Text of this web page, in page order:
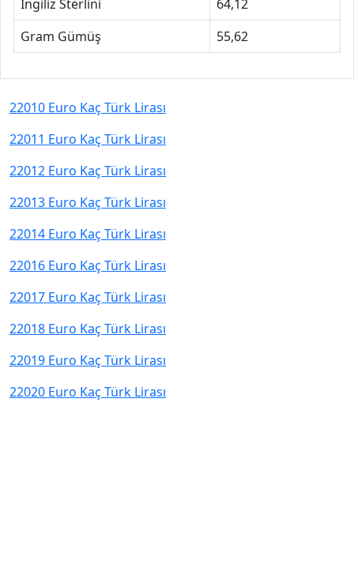
İngiliz Sterlini
64,12
Gram Gümüş
55,62
22010 Euro Kaç Türk Lirası
22011 Euro Kaç Türk Lirası
22012 Euro Kaç Türk Lirası
22013 Euro Kaç Türk Lirası
22014 Euro Kaç Türk Lirası
22016 Euro Kaç Türk Lirası
22017 Euro Kaç Türk Lirası
22018 Euro Kaç Türk Lirası
22019 Euro Kaç Türk Lirası
22020 Euro Kaç Türk Lirası